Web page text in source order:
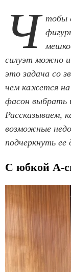
Ч тобы
силуэт можно
это задача со
чем кажется на
фасон выбрать
Рассказываем,
возможные
подчеркнуть ее
С юбкой А-